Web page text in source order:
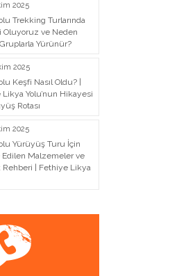
2025
Trekking Turlarında
Oluyoruz ve Neden
Yürünür?
2025
Keşfi Nasıl Oldu? |
Yolu’nun Hikayesi
Rotası
2025
Yürüyüş Turu İçin
Edilen Malzemeler ve
Rehberi | Fethiye Likya